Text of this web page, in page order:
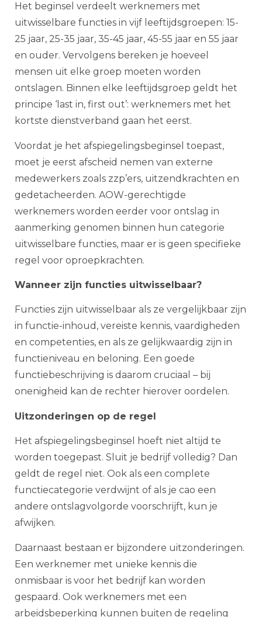
Het beginsel verdeelt werknemers met
uitwisselbare functies in vijf leeftijdsgroepen: 15-
25 jaar, 25-35 jaar, 35-45 jaar, 45-55 jaar en 55 jaar
en ouder. Vervolgens bereken je hoeveel
mensen uit elke groep moeten worden
ontslagen. Binnen elke leeftijdsgroep geldt het
principe ‘last in, first out’: werknemers met het
kortste dienstverband gaan het eerst.
Voordat je het afspiegelingsbeginsel toepast,
moet je eerst afscheid nemen van externe
medewerkers zoals zzp’ers, uitzendkrachten en
gedetacheerden. AOW-gerechtigde
werknemers worden eerder voor ontslag in
aanmerking genomen binnen hun categorie
uitwisselbare functies, maar er is geen specifieke
regel voor oproepkrachten.
Wanneer zijn functies uitwisselbaar?
Functies zijn uitwisselbaar als ze vergelijkbaar zijn
in functie-inhoud, vereiste kennis, vaardigheden
en competenties, en als ze gelijkwaardig zijn in
functieniveau en beloning. Een goede
functiebeschrijving is daarom cruciaal – bij
onenigheid kan de rechter hierover oordelen.
Uitzonderingen op de regel
Het afspiegelingsbeginsel hoeft niet altijd te
worden toegepast. Sluit je bedrijf volledig? Dan
geldt de regel niet. Ook als een complete
functiecategorie verdwijnt of als je cao een
andere ontslagvolgorde voorschrijft, kun je
afwijken.
Daarnaast bestaan er bijzondere uitzonderingen.
Een werknemer met unieke kennis die
onmisbaar is voor het bedrijf kan worden
gespaard. Ook werknemers met een
arbeidsbeperking kunnen buiten de regeling